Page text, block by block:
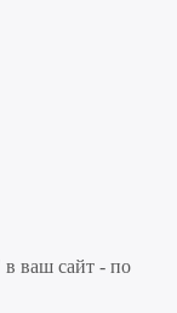
ваш сайт - по